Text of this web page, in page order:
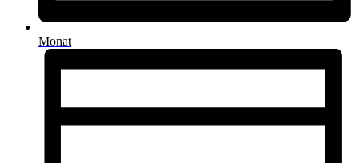
Monat